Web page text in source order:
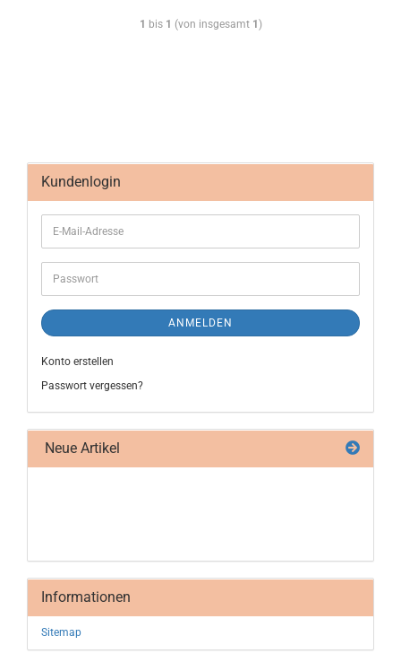
1 bis 1 (von insgesamt 1 )
Kundenlogin
ANMELDEN
Konto erstellen
Passwort vergessen?
Neue Artikel
Informationen
Sitemap